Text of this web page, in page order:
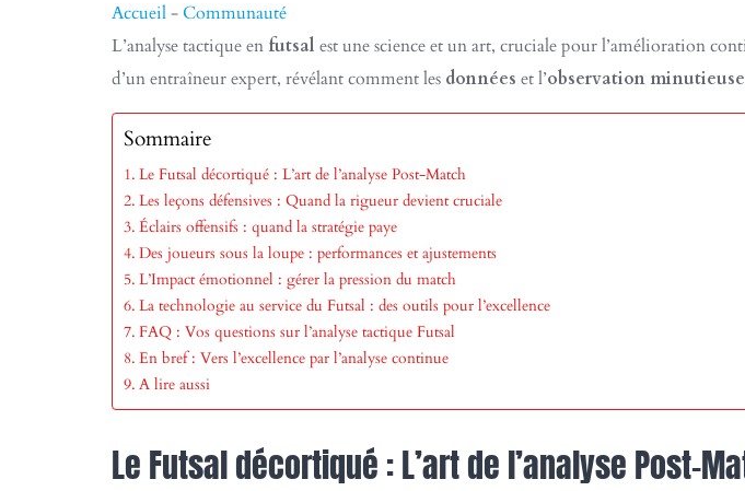
Accueil-Communauté
L’analyse tactique en futsal est une science et un art, cruciale pour l’amélioration
d’un entraîneur expert, révélant comment les données et l’observation minutieuse
Sommaire
Le Futsal décortiqué : L’art de l’analyse Post-Match
Les leçons défensives : Quand la rigueur devient cruciale
Éclairs offensifs : quand la stratégie paye
Des joueurs sous la loupe : performances et ajustements
L’Impact émotionnel : gérer la pression du match
La technologie au service du Futsal : des outils pour l’excellence
FAQ : Vos questions sur l’analyse tactique Futsal
En bref : Vers l’excellence par l’analyse continue
A lire aussi
Le Futsal décortiqué : L’art de l’analyse Post-